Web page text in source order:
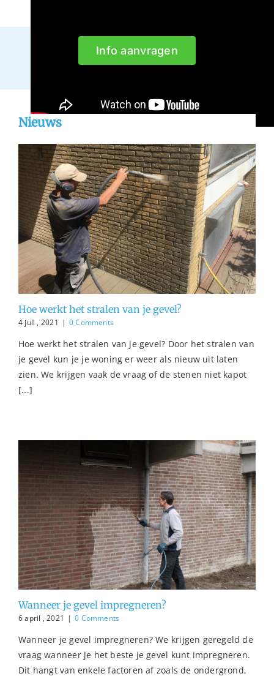
Info aanvragen
Nieuws
Hoe werkt het stralen van je gevel?
4 juli , 2021 | 0 Comments
Hoe werkt het stralen van je gevel? Door het stralen van
je gevel kun je je woning er weer als nieuw uit laten
zien. We krijgen vaak de vraag of de stenen niet kapot
[...]
Wanneer je gevel impregneren?
6 april , 2021 | 0 Comments
Wanneer je gevel impregneren? We krijgen geregeld de
vraag wanneer je het beste je gevel kunt impregneren.
Dit hangt van enkele factoren af zoals de ondergrond,